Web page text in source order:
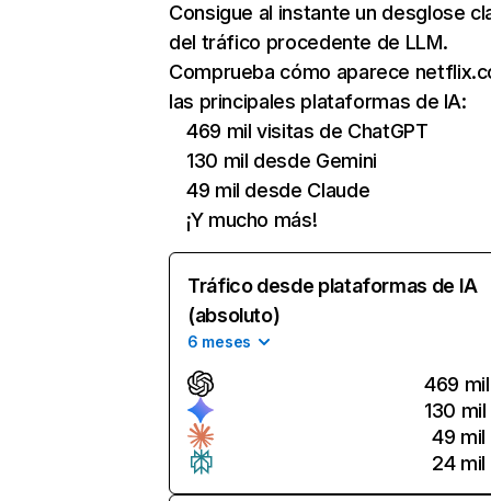
Consigue al instante un desglose
del tráfico procedente de LLM.
Comprueba cómo aparece
las principales plataformas de IA:
469 mil visitas de ChatGPT
130 mil desde Gemini
49 mil desde Claude
¡Y mucho más!
Tráfico desde plataformas de IA
(absoluto)
6 meses
469 mil
130 mil
49 mil
24 mil